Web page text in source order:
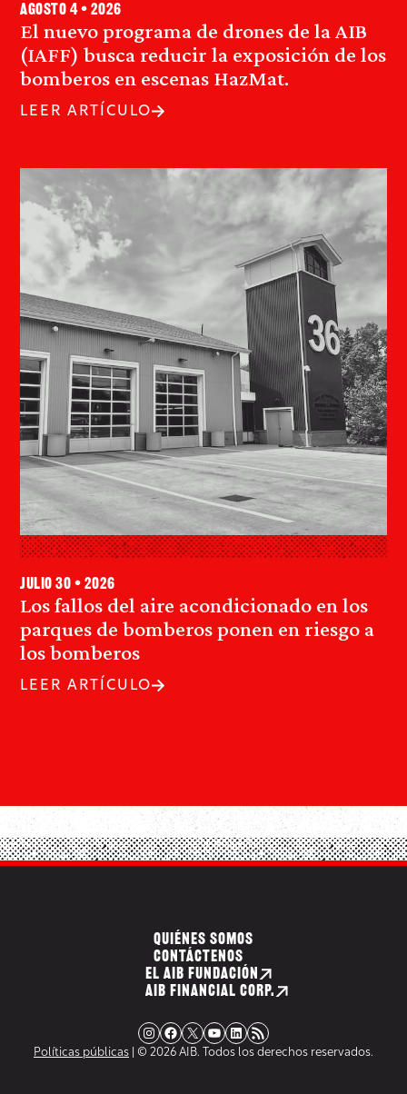
El nuevo programa de drones de la AIB
(IAFF) busca reducir la exposición de los
bomberos en escenas HazMat.
agosto 4 • 2026
LEER ARTÍCULO
Los fallos del aire acondicionado en los
parques de bomberos ponen en riesgo a
los bomberos
julio 30 • 2026
LEER ARTÍCULO
QUIÉNES SOMOS
CONTÁCTENOS
EL AIB FUNDACIÓN
AIB FINANCIAL CORP.
Instagram Facebook X YouTube LinkedIn Fuente RSS
Políticas públicas | © 2026 AIB. Todos los derechos reservados.